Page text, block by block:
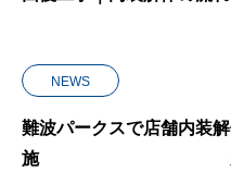
NEWS
難波パークスで店舗内装
施 大型商業施